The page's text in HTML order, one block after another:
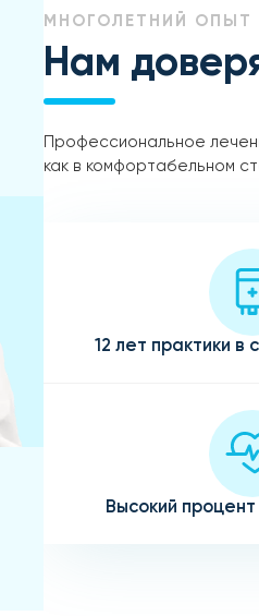
МНОГОЛЕТНИЙ ОПЫТ
Нам
Профессиональное
как в комфортабельном
12 лет практики в
Высокий